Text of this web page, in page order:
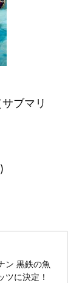
ブマリ
ン 黒鉄の魚
ツに決定！